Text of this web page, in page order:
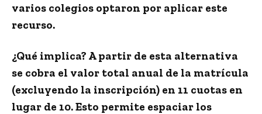
varios colegios optaron por aplicar este
recurso.
¿Qué implica? A partir de esta alternativa
se cobra el valor total anual de la matrícula
(excluyendo la inscripción) en 11 cuotas en
lugar de 10. Esto permite espaciar los